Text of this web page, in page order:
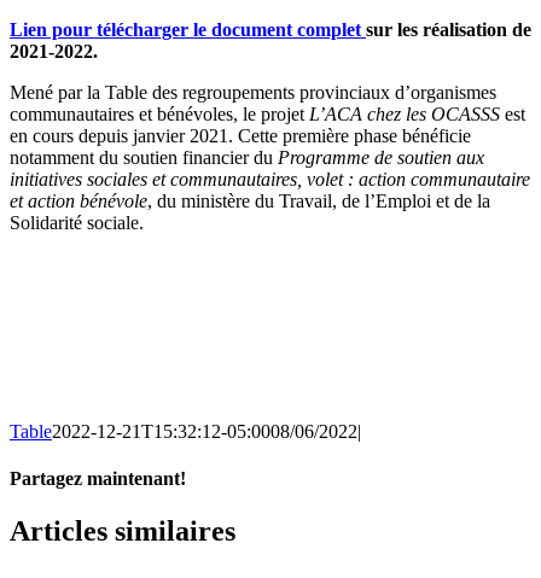
Lien pour télécharger le document complet sur les réalisation de
2021-2022.
Mené par la Table des regroupements provinciaux d’organismes
communautaires et bénévoles, le projet L’ACA chez les OCASSS est
en cours depuis janvier 2021. Cette première phase bénéficie
notamment du soutien financier du Programme de soutien aux
initiatives sociales et communautaires, volet : action communautaire
et action bénévole, du ministère du Travail, de l’Emploi et de la
Solidarité sociale.
Table2022-12-21T15:32:12-05:0008/06/2022|
Partagez maintenant!
Facebook
X
Email
Articles similaires